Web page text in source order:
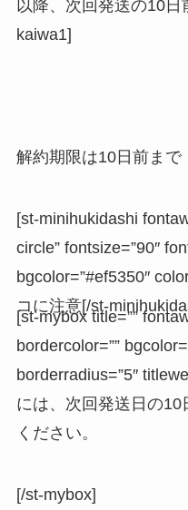
以降、次回発送の10
kaiwa1]
解約期限は10日前まで
[st-minihukidashi
circle” fontsize=”90″
bgcolor=”#ef5350″
コに注意[/st-
[st-mybox title=””
bordercolor=””
borderradius=”5″
には、次回発送日の
ください。
[/st-mybox]